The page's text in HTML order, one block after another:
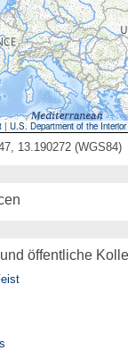
| U.S. Department of the Interior
13.190272 (WGS84)
öffentliche